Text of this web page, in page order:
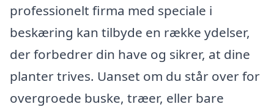
professionelt firma med speciale i
beskæring kan tilbyde en række ydelser,
der forbedrer din have og sikrer, at dine
planter trives. Uanset om du står over for
overgroede buske, træer, eller bare